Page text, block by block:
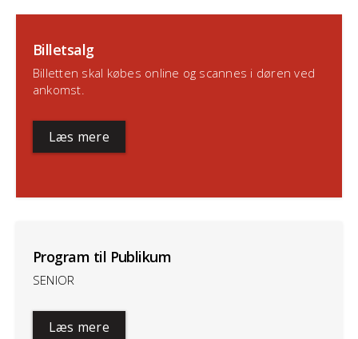
Billetsalg
Billetten skal købes online og scannes i døren ved
ankomst.
Læs mere
Program til Publikum
SENIOR
Læs mere